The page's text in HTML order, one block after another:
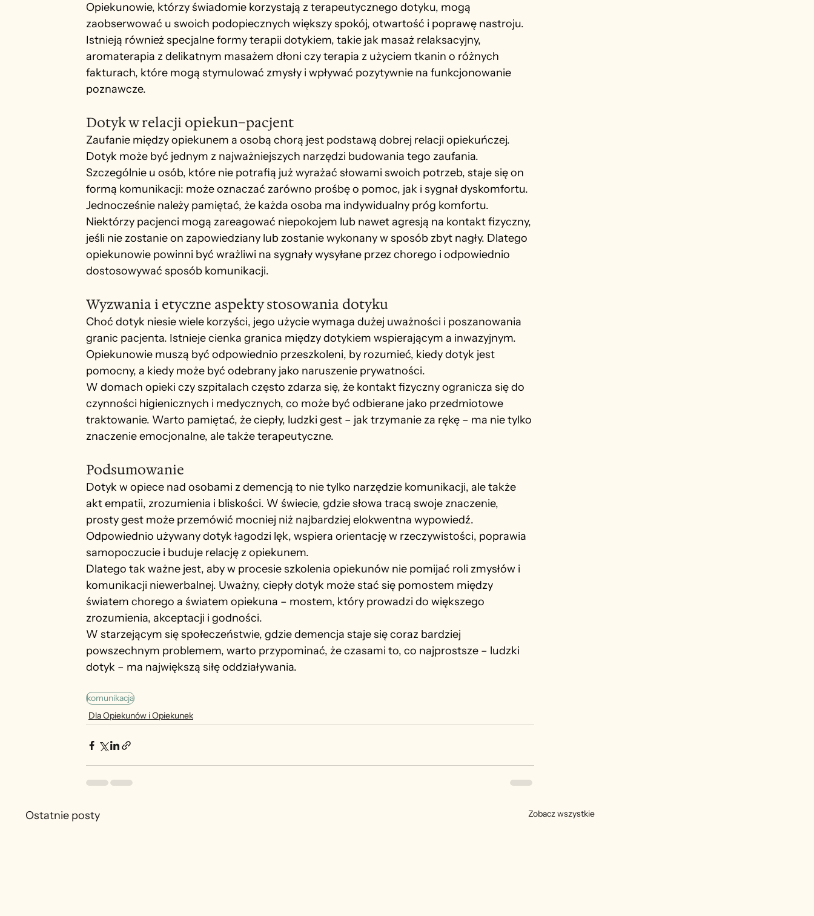
Opiekunowie, którzy świadomie korzystają z terapeutycznego dotyku, mogą
zaobserwować u swoich podopiecznych większy spokój, otwartość i poprawę nastroju.
Istnieją również specjalne formy terapii dotykiem, takie jak masaż relaksacyjny,
aromaterapia z delikatnym masażem dłoni czy terapia z użyciem tkanin o różnych
fakturach, które mogą stymulować zmysły i wpływać pozytywnie na funkcjonowanie
poznawcze.
Dotyk w relacji opiekun–pacjent
Zaufanie między opiekunem a osobą chorą jest podstawą dobrej relacji opiekuńczej.
Dotyk może być jednym z najważniejszych narzędzi budowania tego zaufania.
Szczególnie u osób, które nie potrafią już wyrażać słowami swoich potrzeb, staje się on
formą komunikacji: może oznaczać zarówno prośbę o pomoc, jak i sygnał dyskomfortu.
Jednocześnie należy pamiętać, że każda osoba ma indywidualny próg komfortu.
Niektórzy pacjenci mogą zareagować niepokojem lub nawet agresją na kontakt fizyczny,
jeśli nie zostanie on zapowiedziany lub zostanie wykonany w sposób zbyt nagły. Dlatego
opiekunowie powinni być wrażliwi na sygnały wysyłane przez chorego i odpowiednio
dostosowywać sposób komunikacji.
Wyzwania i etyczne aspekty stosowania dotyku
Choć dotyk niesie wiele korzyści, jego użycie wymaga dużej uważności i poszanowania
granic pacjenta. Istnieje cienka granica między dotykiem wspierającym a inwazyjnym.
Opiekunowie muszą być odpowiednio przeszkoleni, by rozumieć, kiedy dotyk jest
pomocny, a kiedy może być odebrany jako naruszenie prywatności.
W domach opieki czy szpitalach często zdarza się, że kontakt fizyczny ogranicza się do
czynności higienicznych i medycznych, co może być odbierane jako przedmiotowe
traktowanie. Warto pamiętać, że ciepły, ludzki gest – jak trzymanie za rękę – ma nie tylko
znaczenie emocjonalne, ale także terapeutyczne.
Podsumowanie
Dotyk w opiece nad osobami z demencją to nie tylko narzędzie komunikacji, ale także
akt empatii, zrozumienia i bliskości. W świecie, gdzie słowa tracą swoje znaczenie,
prosty gest może przemówić mocniej niż najbardziej elokwentna wypowiedź.
Odpowiednio używany dotyk łagodzi lęk, wspiera orientację w rzeczywistości, poprawia
samopoczucie i buduje relację z opiekunem.
Dlatego tak ważne jest, aby w procesie szkolenia opiekunów nie pomijać roli zmysłów i
komunikacji niewerbalnej. Uważny, ciepły dotyk może stać się pomostem między
światem chorego a światem opiekuna – mostem, który prowadzi do większego
zrozumienia, akceptacji i godności.
W starzejącym się społeczeństwie, gdzie demencja staje się coraz bardziej
powszechnym problemem, warto przypominać, że czasami to, co najprostsze – ludzki
dotyk – ma największą siłę oddziaływania.
komunikacja
Dla Opiekunów i Opiekunek
Ostatnie posty Zobacz wszystkie